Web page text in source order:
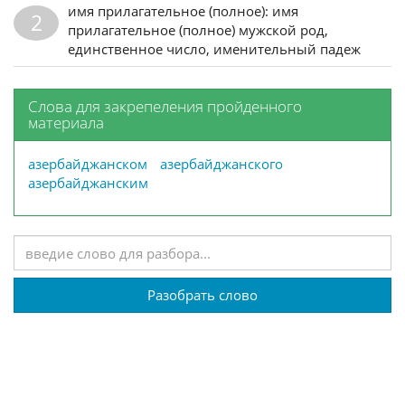
2
имя прилагательное (полное): имя
прилагательное (полное) мужской род,
единственное число, именительный падеж
Слова для закрепеления пройденного
материала
азербайджанском
азербайджанского
азербайджанским
Разобрать слово